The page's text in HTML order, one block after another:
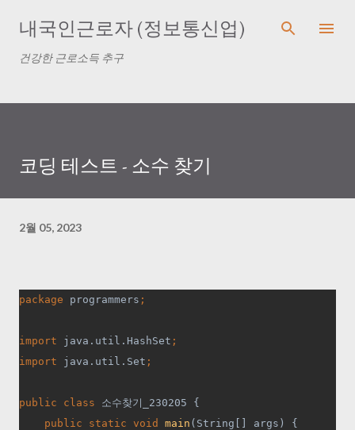
기본 콘텐츠로 건너뛰기
내국인근로자 (정보통신업)
건강한 근로소득 추구
코딩 테스트 - 소수 찾기
2월 05, 2023
package programmers ;
import java.util.HashSet ;
import java.util.Set ;
public class 소수찾기
_230205 {
public static void main (String[] args) {